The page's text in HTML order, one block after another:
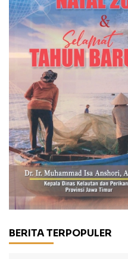
BERITA TERPOPULER